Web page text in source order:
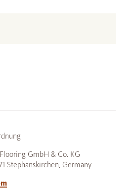
GmbH & Co. KG
Stephanskirchen, Germany